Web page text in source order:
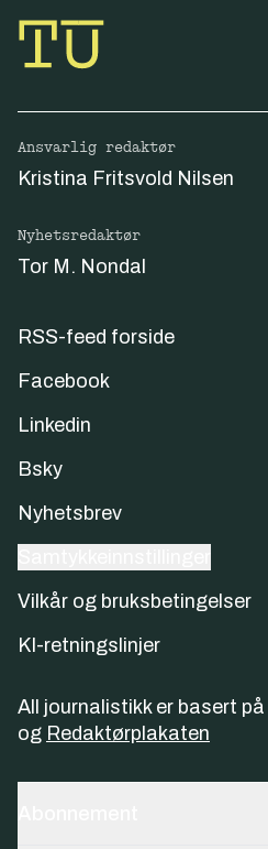
Ansvarlig redaktør
Kristina Fritsvold Nilsen
Nyhetsredaktør
Tor M. Nondal
RSS-feed forside
Facebook
Linkedin
Bsky
Nyhetsbrev
Vilkår og bruksbetingelser
KI-retningslinjer
All journalistikk er basert på
og Redaktørplakaten